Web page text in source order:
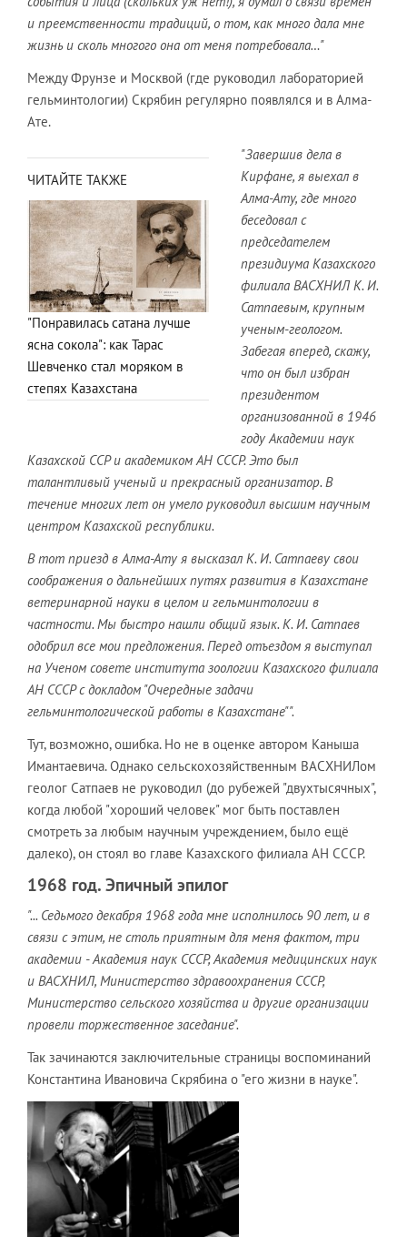
и преемственности традиций, о том, как много дала мне
жизнь и сколь многого она от меня потребовала…"
Между Фрунзе и Москвой (где руководил лабораторией
гельминтологии) Скрябин регулярно появлялся и в Алма-
Ате.
ЧИТАЙТЕ ТАКЖЕ
"Понравилась сатана лучше
ясна сокола": как Тарас
Шевченко стал моряком в
степях Казахстана
"Завершив дела в
Кирфане, я выехал в
Алма-Ату, где много
беседовал с
председателем
президиума Казахского
филиала ВАСХНИЛ К. И.
Сатпаевым, крупным
ученым-геологом.
Забегая вперед, скажу,
что он был избран
президентом
организованной в 1946
году Академии наук
Казахской ССР и академиком АН СССР. Это был
талантливый ученый и прекрасный организатор. В
течение многих лет он умело руководил высшим научным
центром Казахской республики.
В тот приезд в Алма-Ату я высказал К. И. Сатпаеву свои
соображения о дальнейших путях развития в Казахстане
ветеринарной науки в целом и гельминтологии в
частности. Мы быстро нашли общий язык. К. И. Сатпаев
одобрил все мои предложения. Перед отъездом я выступал
на Ученом совете института зоологии Казахского филиала
АН СССР с докладом "Очередные задачи
гельминтологической работы в Казахстане"".
Тут, возможно, ошибка. Но не в оценке автором Каныша
Имантаевича. Однако сельскохозяйственным ВАСХНИЛом
геолог Сатпаев не руководил (до рубежей "двухтысячных",
когда любой "хороший человек" мог быть поставлен
смотреть за любым научным учреждением, было ещё
далеко), он стоял во главе Казахского филиала АН СССР.
1968 год. Эпичный эпилог
"... Седьмого декабря 1968 года мне исполнилось 90 лет, и в
связи с этим, не столь приятным для меня фактом, три
академии - Академия наук СССР, Академия медицинских наук
и ВАСХНИЛ, Министерство здравоохранения СССР,
Министерство сельского хозяйства и другие организации
провели торжественное заседание".
Так зачинаются заключительные страницы воспоминаний
Константина Ивановича Скрябина о "его жизни в науке".